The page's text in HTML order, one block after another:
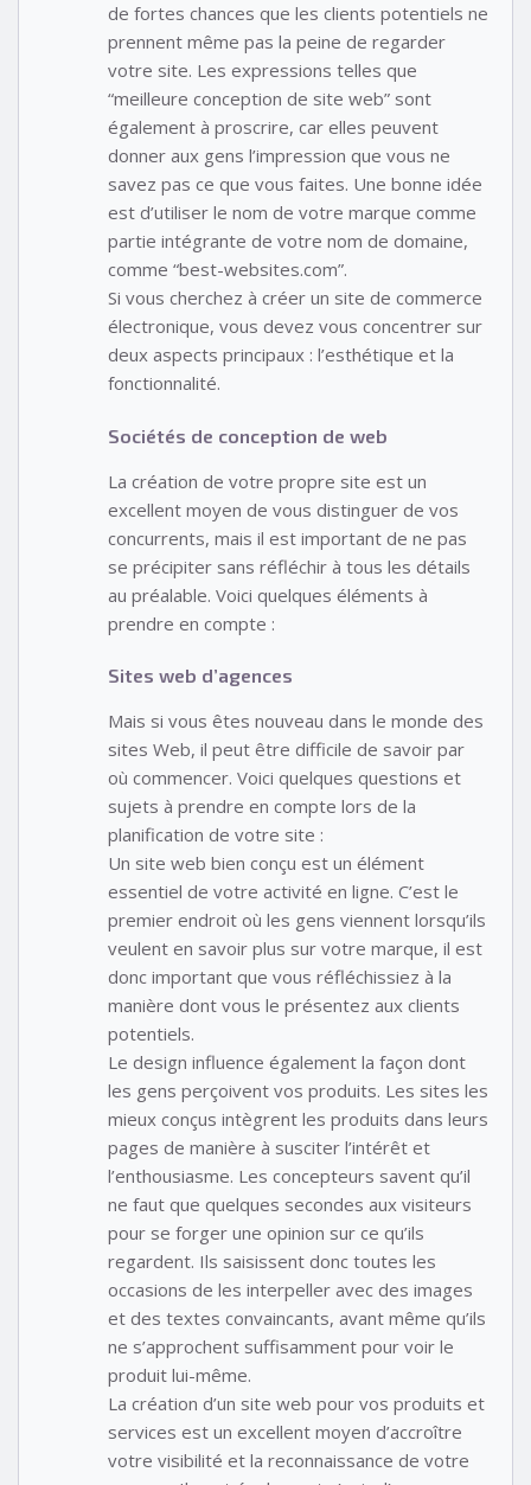
de fortes chances que les clients potentiels ne
prennent même pas la peine de regarder
votre site. Les expressions telles que
“meilleure conception de site web” sont
également à proscrire, car elles peuvent
donner aux gens l’impression que vous ne
savez pas ce que vous faites. Une bonne idée
est d’utiliser le nom de votre marque comme
partie intégrante de votre nom de domaine,
comme “best-websites.com”.
Si vous cherchez à créer un site de commerce
électronique, vous devez vous concentrer sur
deux aspects principaux : l’esthétique et la
fonctionnalité.
Sociétés de conception de web
La création de votre propre site est un
excellent moyen de vous distinguer de vos
concurrents, mais il est important de ne pas
se précipiter sans réfléchir à tous les détails
au préalable. Voici quelques éléments à
prendre en compte :
Sites web d’agences
Mais si vous êtes nouveau dans le monde des
sites Web, il peut être difficile de savoir par
où commencer. Voici quelques questions et
sujets à prendre en compte lors de la
planification de votre site :
Un site web bien conçu est un élément
essentiel de votre activité en ligne. C’est le
premier endroit où les gens viennent lorsqu’ils
veulent en savoir plus sur votre marque, il est
donc important que vous réfléchissiez à la
manière dont vous le présentez aux clients
potentiels.
Le design influence également la façon dont
les gens perçoivent vos produits. Les sites les
mieux conçus intègrent les produits dans leurs
pages de manière à susciter l’intérêt et
l’enthousiasme. Les concepteurs savent qu’il
ne faut que quelques secondes aux visiteurs
pour se forger une opinion sur ce qu’ils
regardent. Ils saisissent donc toutes les
occasions de les interpeller avec des images
et des textes convaincants, avant même qu’ils
ne s’approchent suffisamment pour voir le
produit lui-même.
La création d’un site web pour vos produits et
services est un excellent moyen d’accroître
votre visibilité et la reconnaissance de votre